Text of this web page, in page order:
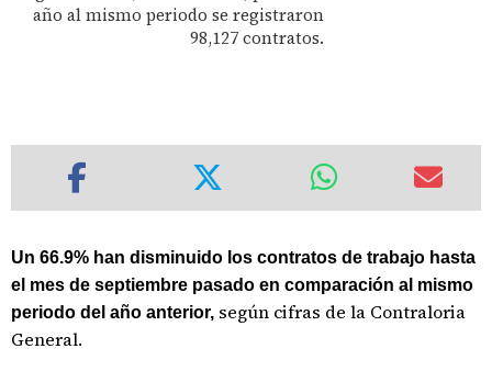
año al mismo periodo se registraron
98,127 contratos.
Un 66.9% han disminuido los contratos de trabajo hasta
el mes de septiembre pasado en comparación al mismo
periodo del año anterior, según cifras de la Contraloria
General.